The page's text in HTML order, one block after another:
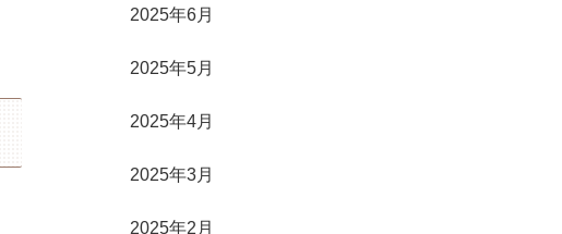
2025年6月
2025年5月
2025年4月
2025年3月
2025年2月